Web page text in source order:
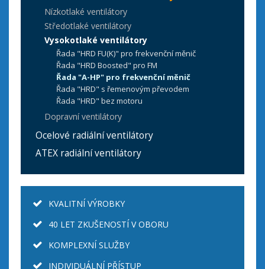
Nízkotlaké ventilátory
Středotlaké ventilátory
Vysokotlaké ventilátory
Řada "HRD FU(K)" pro frekvenční měnič
Řada "HRD Boosted" pro FM
Řada "A-HP" pro frekvenční měnič
Řada "HRD" s řemenovým převodem
Řada "HRD" bez motoru
Dopravní ventilátory
Ocelové radiální ventilátory
ATEX radiální ventilátory
KVALITNÍ VÝROBKY
40 LET ZKUŠENOSTÍ V OBORU
KOMPLEXNÍ SLUŽBY
INDIVIDUÁLNÍ PŘÍSTUP